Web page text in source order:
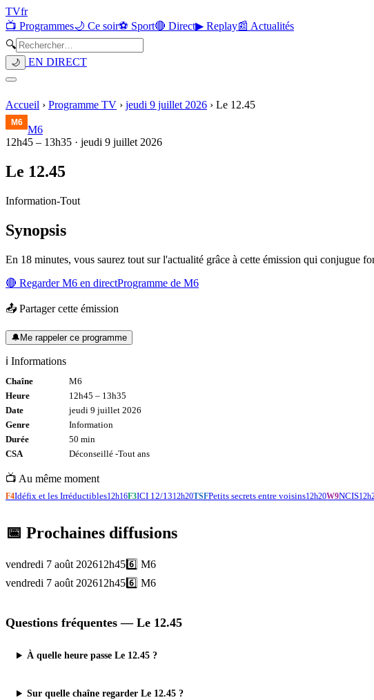
TVfr
📺 Programmes🌙 Ce soir⚽ Sport🔴 Direct▶ Replay📰 Actualités
🔍
🌙 EN DIRECT
Accueil › Programme TV › jeudi 9 juillet 2026 › Le 12.45
M6
12h45 – 13h35 · jeudi 9 juillet 2026
Le 12.45
Information-Tout
Synopsis
En 18 minutes, vous saurez tout sur l'actualité grâce à cette émission qui conjugue
🔴 RegarderM6 en directProgramme de M6
📤 Partager cette émission
🔔Me rappeler ce programme
ℹ️ Informations
Chaîne
M6
Heure
12h45 – 13h35
Date
jeudi 9 juillet 2026
Genre
Information
Durée
50 min
CSA
Déconseillé -Tout ans
📺 Au même moment
F4Idéfix et les Irréductibles12h16F3ICI 12/1312h20TSFPetits secrets entre voisins12h20W9NCIS
📅 Prochaines diffusions
vendredi 7 août 202612h456️⃣ M6
vendredi 7 août 202612h456️⃣ M6
Questions fréquentes — Le 12.45
À quelle heure passe Le 12.45 ?
Sur quelle chaîne regarder Le 12.45 ?